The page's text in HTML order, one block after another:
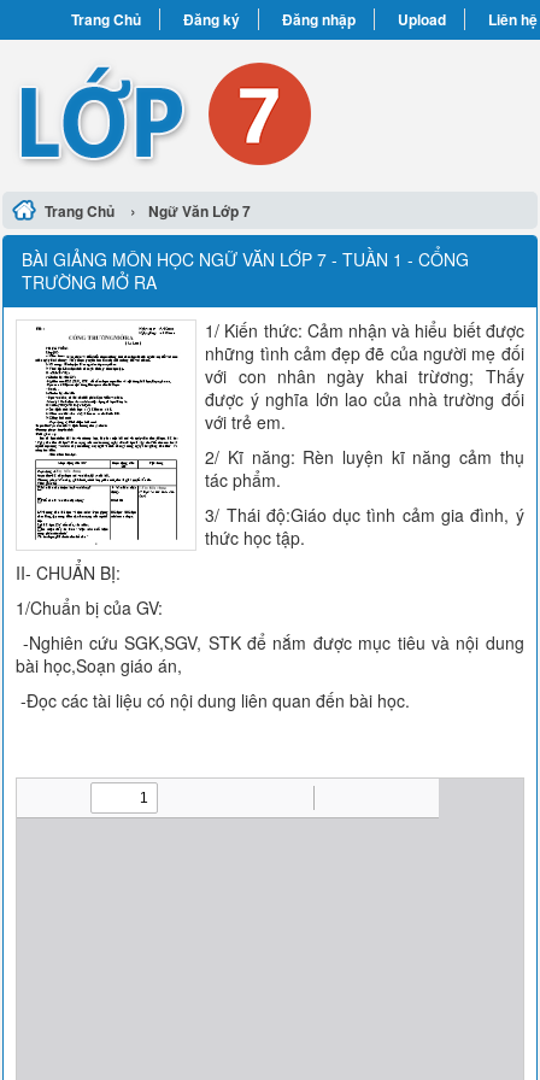
Trang Chủ Đăng ký Đăng nhập Upload Liên hệ
Trang Chủ › Ngữ Văn Lớp 7
BÀI GIẢNG MÔN HỌC NGỮ VĂN LỚP 7 - TUẦN 1 - CỔNG
TRƯỜNG MỞ RA
1/ Kiến thức: Cảm nhận và hiểu biết được
những tình cảm đẹp đẽ của người mẹ đối
với con nhân ngày khai trừơng; Thấy
được ý nghĩa lớn lao của nhà trường đối
với trẻ em.
2/ Kĩ năng: Rèn luyện kĩ năng cảm thụ
tác phẩm.
3/ Thái độ:Giáo dục tình cảm gia đình, ý
thức học tập.
II- CHUẨN BỊ:
1/Chuẩn bị của GV:
-Nghiên cứu SGK,SGV, STK để nắm được mục tiêu và nội dung
bài học,Soạn giáo án,
-Đọc các tài liệu có nội dung liên quan đến bài học.